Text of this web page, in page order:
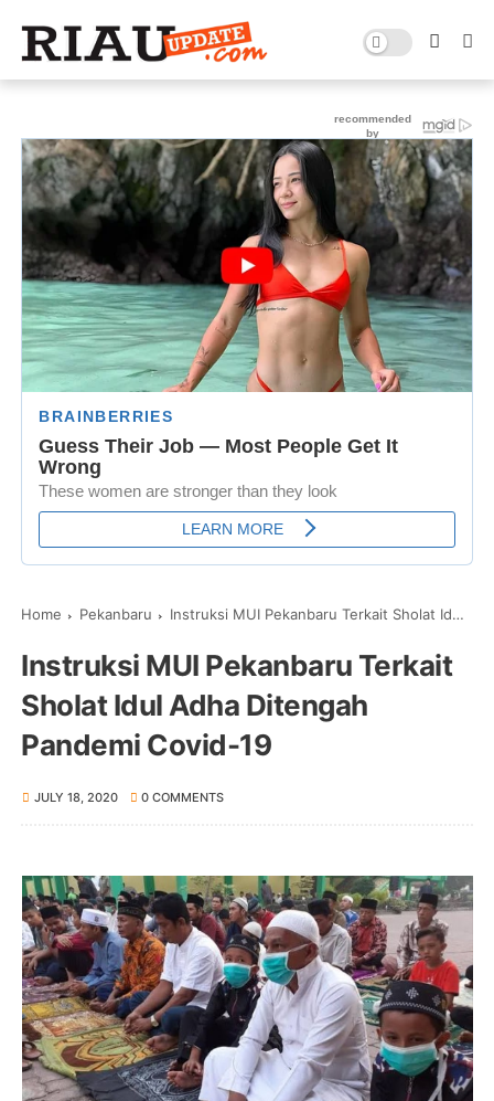
Home Pekanbaru Instruksi MUI Pekanbaru Terkait Sholat Idul Adha Ditengah Pandemi Covid-19
Instruksi MUI Pekanbaru Terkait
Sholat Idul Adha Ditengah
Pandemi Covid-19
JULY 18, 2020 0 COMMENTS